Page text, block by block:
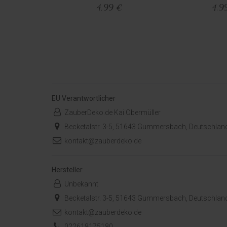
4,99 €
EU Verantwortlicher
ZauberDeko.de Kai Obermüller
Becketalstr. 3-5, 51643 Gummersbach, Deutschland
kontakt@zauberdeko.de
Hersteller
Unbekannt
Becketalstr. 3-5, 51643 Gummersbach, Deutschland
kontakt@zauberdeko.de